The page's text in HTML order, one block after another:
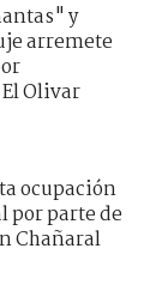
y
arremete
Olivar
ocupación
por parte de
Chañaral